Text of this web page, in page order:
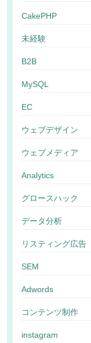
CakePHP
未経験
B2B
MySQL
EC
ウェブデザイン
ウェブメディア
Analytics
グロースハック
データ分析
リスティング広告
SEM
Adwords
コンテンツ制作
instagram